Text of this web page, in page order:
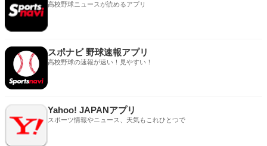
高校野球ニュースが読めるアプリ
スポナビ 野球速報アプリ
高校野球の速報が速い！見やすい！
Yahoo! JAPANアプリ
スポーツ情報やニュース、天気もこれひとつで